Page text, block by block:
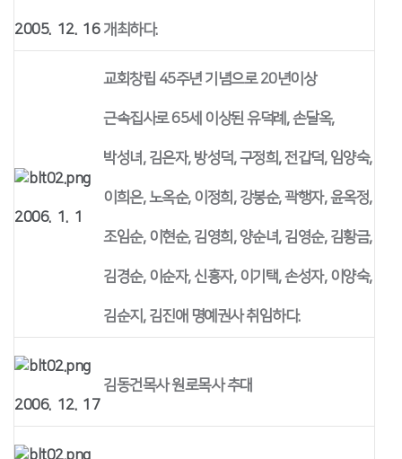
2005. 12. 16 개최하다.
2006. 1. 1
교회창립 45주년 기념으로 20년이상
근속집사로 65세 이상된 유덕례, 손달옥,
박성녀, 김은자, 방성덕, 구정희, 전갑덕, 임양숙,
이희은, 노옥순, 이정희, 강봉순, 곽행자, 윤옥정,
조임순, 이현순, 김영희, 양순녀, 김영순, 김황금,
김경순, 이순자, 신흥자, 이기택, 손성자, 이양숙,
김순지, 김진애 명예권사 취임하다.
2006. 12. 17
김동건목사 원로목사 추대